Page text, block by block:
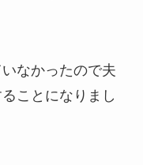
なかったので夫
ことになりまし